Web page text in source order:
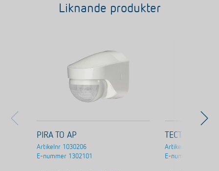
Liknande produkter
PIRA TO AP
Artikelnr 1030206
E-nummer 1302101
TECTA D180
Artikelnr
E-nummer